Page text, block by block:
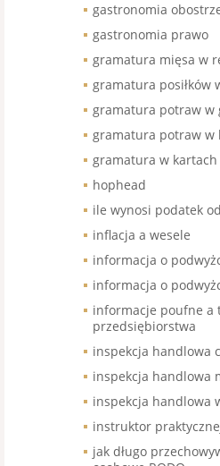
gastronomia
gastronomia prawo
gramatura mięsa w
gramatura posiłków
gramatura potraw w
gramatura potraw w
gramatura w
hophead
ile wynosi podatek
inflacja a wesele
informacja o
informacja o
informacje poufne a
przedsiębiorstwa
inspekcja handlowa
inspekcja handlowa
inspekcja handlowa
instruktor
jak długo